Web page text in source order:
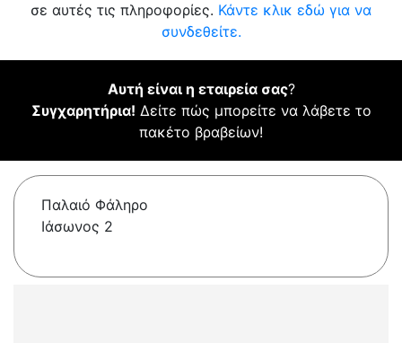
σε αυτές τις πληροφορίες. Κάντε κλικ εδώ για να
συνδεθείτε.
Αυτή είναι η εταιρεία σας?
Συγχαρητήρια! Δείτε πώς μπορείτε να λάβετε το
πακέτο βραβείων!
Παλαιό Φάληρο
Ιάσωνος 2